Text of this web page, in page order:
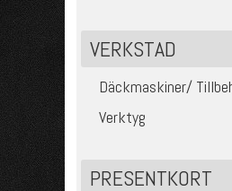
VERKSTAD
Däckmaskiner/
Verktyg
PRESENTKORT